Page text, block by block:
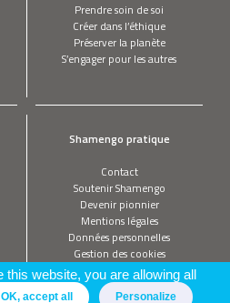
Prendre soin de soi
Créer dans l’éthique
Préserver la planète
S’engager pour les autres
Shamengo pratique
Contact
Soutenir Shamengo
Devenir pionnier
Mentions légales
Données personnelles
Gestion des cookies
this website, you are allowing all
OK, accept all Personalize